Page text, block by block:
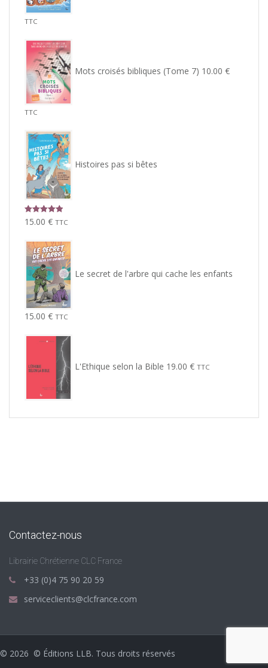
TTC
Mots croisés bibliques (Tome 7) 10.00 €
TTC
Histoires pas si bêtes
Note 5.00
15.00 € TTC
Le secret de l'arbre qui cache les enfants
15.00 € TTC
L'Ethique selon la Bible 19.00 € TTC
Contactez-nous
Librairie Chrétienne CLC France
+33 (0)4 75 90 20 59
serviceclients@clcfrance.com
© 2026 © Éditions LLB. Tous droits réservés